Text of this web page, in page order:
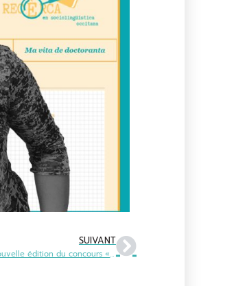
SUIVANT
Tu parles occitan sur les réseaux ? Nouvelle édition du concours « Crea Occat »